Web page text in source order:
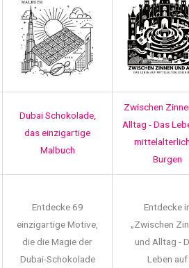
Dubai Schokolade,
das einzigartige
Malbuch
Zwischen
Alltag - Das
Burgen
Entdecke 69
einzigartige Motive,
die die Magie der
Dubai-Schokolade
Entdecke
„Zwischen
und Alltag -
Leben auf